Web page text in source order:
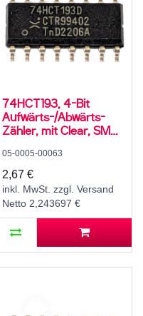
74HCT193, 4-Bit
Aufwärts-/Abwärts-
Zähler, mit Clear, SMD,
CMOS, -40..125 °C
05-0005-00063
2,67 €
inkl. MwSt. zzgl. Versand
Netto 2,243697 €